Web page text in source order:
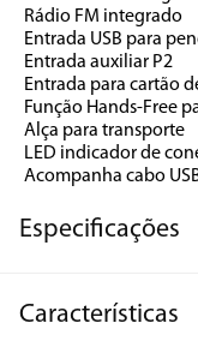
Rádio FM integrado
Entrada USB para
Entrada auxiliar P2
Entrada para cartão
Função Hands-Free
Alça para transporte
LED indicador de
Acompanha cabo
Especificações
Características